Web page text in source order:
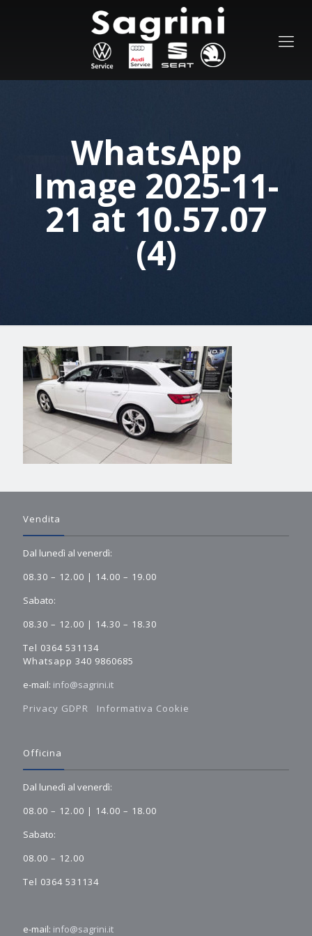
WhatsApp
Image 2025-11-
21 at 10.57.07
(4)
Vendita
Dal lunedì al venerdì:
08.30 – 12.00 | 14.00 – 19.00
Sabato:
08.30 – 12.00 | 14.30 – 18.30
Tel 0364 531134
Whatsapp 340 9860685
e-mail: info@sagrini.it
Privacy GDPR
Informativa Cookie
Officina
Dal lunedì al venerdì:
08.00 – 12.00 | 14.00 – 18.00
Sabato:
08.00 – 12.00
Tel 0364 531134
e-mail: info@sagrini.it